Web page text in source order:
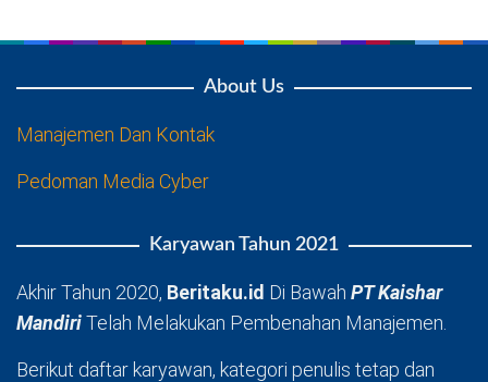
About Us
Manajemen Dan Kontak
Pedoman Media Cyber
Karyawan Tahun 2021
Akhir Tahun 2020, Beritaku.id Di Bawah PT Kaishar
MandiriTelah Melakukan Pembenahan Manajemen.
Berikut daftar karyawan, kategori penulis tetap dan